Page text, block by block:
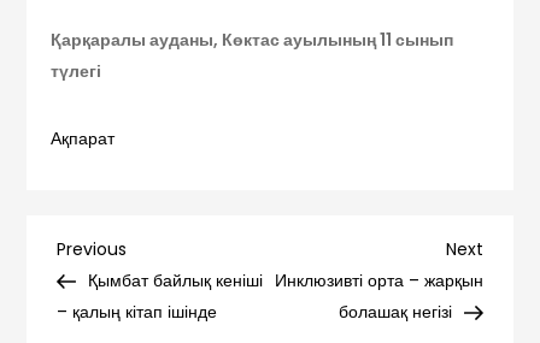
Қарқаралы ауданы, Көктас ауылының 11 сынып
түлегі
Ақпарат
Навигация
по
Previous
Post
Previous
Қымбат байлық кеніші
– қалың кітап ішінде
Next
Post
Next
Инклюзивті орта – жарқын
болашақ негізі